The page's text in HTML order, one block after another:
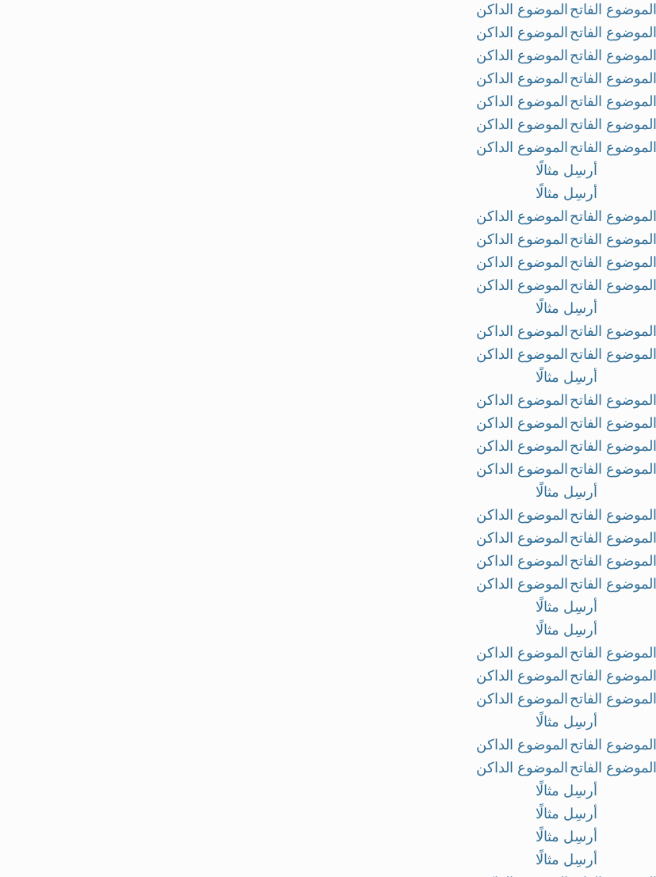
الموضوع الفاتح الموضوع الداكن
الموضوع الفاتح الموضوع الداكن
الموضوع الفاتح الموضوع الداكن
الموضوع الفاتح الموضوع الداكن
الموضوع الفاتح الموضوع الداكن
الموضوع الفاتح الموضوع الداكن
الموضوع الفاتح الموضوع الداكن
أرسِل مثالًا
أرسِل مثالًا
الموضوع الفاتح الموضوع الداكن
الموضوع الفاتح الموضوع الداكن
الموضوع الفاتح الموضوع الداكن
الموضوع الفاتح الموضوع الداكن
أرسِل مثالًا
الموضوع الفاتح الموضوع الداكن
الموضوع الفاتح الموضوع الداكن
أرسِل مثالًا
الموضوع الفاتح الموضوع الداكن
الموضوع الفاتح الموضوع الداكن
الموضوع الفاتح الموضوع الداكن
الموضوع الفاتح الموضوع الداكن
أرسِل مثالًا
الموضوع الفاتح الموضوع الداكن
الموضوع الفاتح الموضوع الداكن
الموضوع الفاتح الموضوع الداكن
الموضوع الفاتح الموضوع الداكن
أرسِل مثالًا
أرسِل مثالًا
الموضوع الفاتح الموضوع الداكن
الموضوع الفاتح الموضوع الداكن
الموضوع الفاتح الموضوع الداكن
أرسِل مثالًا
الموضوع الفاتح الموضوع الداكن
الموضوع الفاتح الموضوع الداكن
أرسِل مثالًا
أرسِل مثالًا
أرسِل مثالًا
أرسِل مثالًا